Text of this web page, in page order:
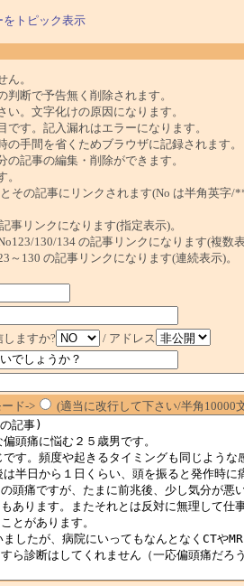
をトピック表示
ん。
断で予告無く削除されます。
。文字化けの原因になります。
す。記入漏れはエラーになります。
の手間を省くためブラウザに記録されます。
記事の編集・削除ができます。
その記事にリンクされます(No は半角英字/
事リンクになります(指定表示)。
130/134 の記事リンクになります(複数表
～130 の記事リンクになります(連続表示)。
しますか?
/ アドレス
ド-> (適当に改行して下さい/半角10000